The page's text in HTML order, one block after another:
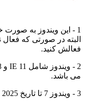
ویندوز به صورت
در صورتی که فعال نشد
کنید.